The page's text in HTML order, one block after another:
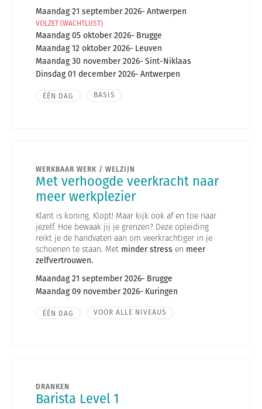
Maandag 21 september 2026 Antwerpen
VOLZET (WACHTLIJST)
Maandag 05 oktober 2026 Brugge
Maandag 12 oktober 2026 Leuven
Maandag 30 november 2026 Sint-Niklaas
Dinsdag 01 december 2026 Antwerpen
ÉÉN DAG BASIS
WERKBAAR WERK / WELZIJN
Met verhoogde veerkracht naar
meer werkplezier
Klant is koning. Klopt! Maar kijk ook af en toe naar
jezelf. Hoe bewaak jij je grenzen? Deze opleiding
reikt je de handvaten aan om veerkrachtiger in je
schoenen te staan. Met minder stress en meer
zelfvertrouwen.
Maandag 21 september 2026 Brugge
Maandag 09 november 2026 Kuringen
ÉÉN DAG VOOR ALLE NIVEAUS
DRANKEN
Barista Level 1